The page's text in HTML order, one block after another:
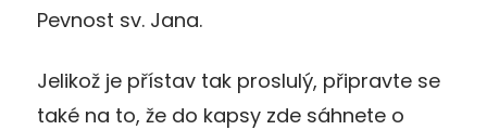
Pevnost sv. Jana.
Jelikož je přístav tak proslulý, připravte se
také na to, že do kapsy zde sáhnete o